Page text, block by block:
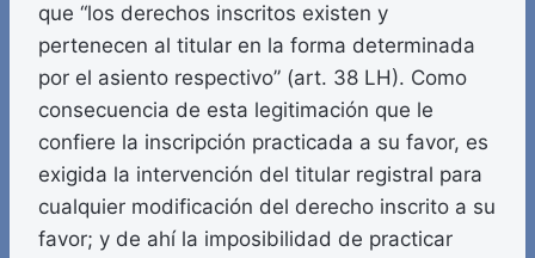
que “los derechos inscritos existen y
pertenecen al titular en la forma determinada
por el asiento respectivo” (art. 38 LH). Como
consecuencia de esta legitimación que le
confiere la inscripción practicada a su favor, es
exigida la intervención del titular registral para
cualquier modificación del derecho inscrito a su
favor; y de ahí la imposibilidad de practicar